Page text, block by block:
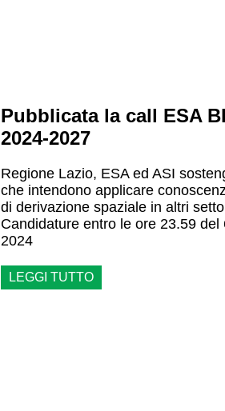
Pubblicata la call ESA
2024-2027
Regione Lazio, ESA ed ASI
che intendono applicare
di derivazione spaziale in altri
Candidature entro le ore 23.59 del
2024
LEGGI TUTTO